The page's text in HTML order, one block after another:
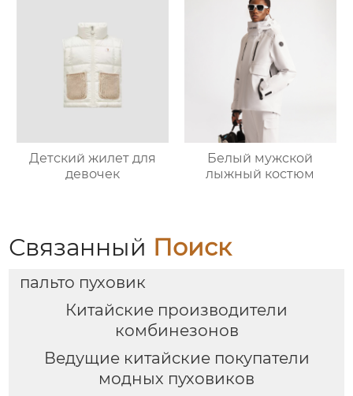
Детский жилет для
девочек
Белый мужской
лыжный костюм
Связанный Поиск
пальто пуховик
Китайские производители
комбинезонов
Ведущие китайские покупатели
модных пуховиков